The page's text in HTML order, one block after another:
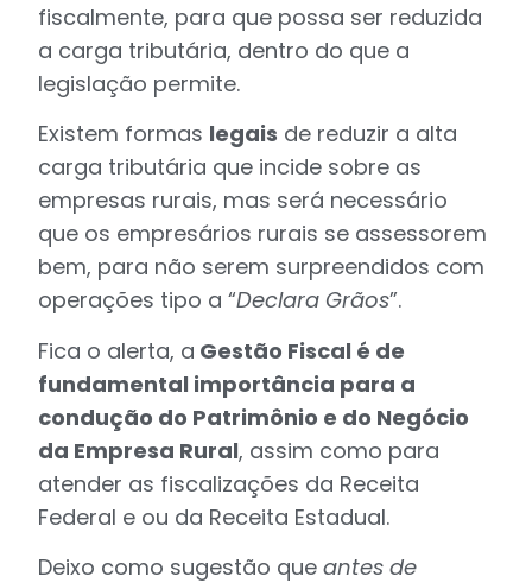
fiscalmente, para que possa ser reduzida
a carga tributária, dentro do que a
legislação permite.
Existem formas legais de reduzir a alta
carga tributária que incide sobre as
empresas rurais, mas será necessário
que os empresários rurais se assessorem
bem, para não serem surpreendidos com
operações tipo a “Declara Grãos”.
Fica o alerta, a Gestão Fiscal é de
fundamental importância para a
condução do Patrimônio e do Negócio
da Empresa Rural, assim como para
atender as fiscalizações da Receita
Federal e ou da Receita Estadual.
Deixo como sugestão queantes de